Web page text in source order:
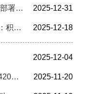
2026年全国消费品以旧换新工作部署电视电话会议在京召开 2025-12-31
《经济日报》刊发刘宁署名文章：积极融入和服务全国统一大市场 2025-12-18
2025-12-04
尼龙化工公司获得省级专项资金420万元 2025-11-20